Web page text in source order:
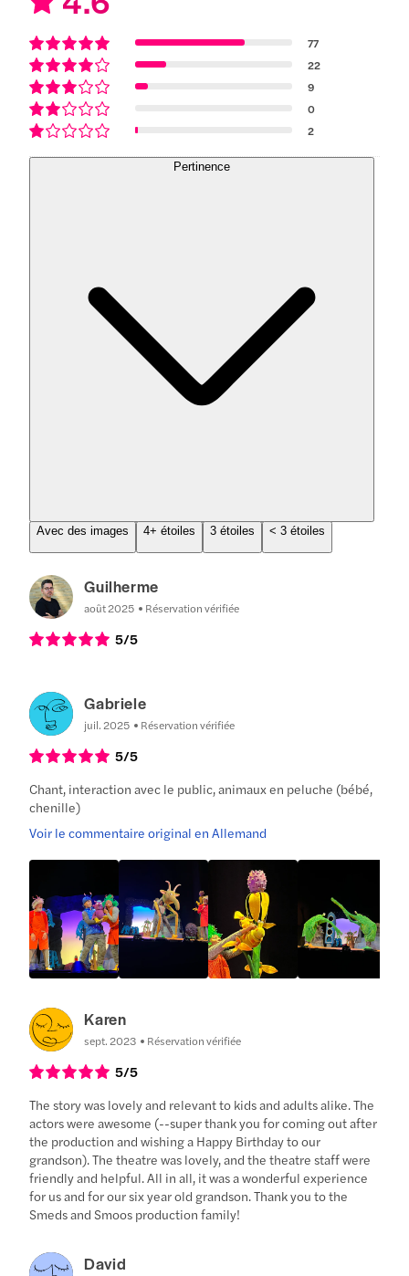
77
22
9
0
2
Pertinence
Avec des images 4+ étoiles 3 étoiles < 3 étoiles
Guilherme
août 2025 Réservation vérifiée
5/5
Gabriele
juil. 2025 Réservation vérifiée
5/5
Chant, interaction avec le public, animaux en peluche (bébé,
chenille)
Voir le commentaire original en Allemand
Karen
sept. 2023 Réservation vérifiée
5/5
The story was lovely and relevant to kids and adults alike. The
actors were awesome (--super thank you for coming out after
the production and wishing a Happy Birthday to our
grandson). The theatre was lovely, and the theatre staff were
friendly and helpful. All in all, it was a wonderful experience
for us and for our six year old grandson. Thank you to the
Smeds and Smoos production family!
David